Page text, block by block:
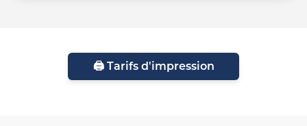
🖨️ Tarifs d'impression